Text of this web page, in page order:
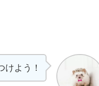
よう！